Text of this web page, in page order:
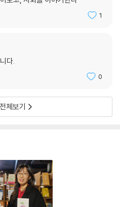
구에게나 필요하듯 이 아이들에게도
국에 소년원이 11개가 있고, 천 명의
있도록 힘을 쏟는 일이 어른의 일이
하는 것과는 거리가 먼 그곳에서 결
른임을 깨닫고 온 작가는 우리에게 말
1
다.
0
체보기